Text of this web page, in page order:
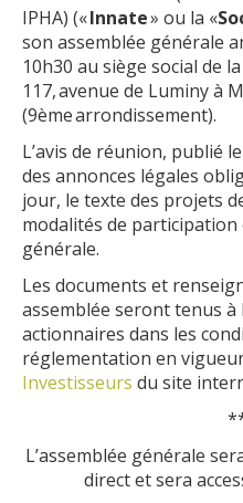
IPHA) («Innate» ou la «
son assemblée générale
10h30 au siège social de
117, avenue de Luminy à
(9ème arrondissement).
L’avis de réunion, publié
des annonces légales
jour, le texte des projets
modalités de participation
générale.
Les documents et
assemblée seront tenus à
actionnaires dans les
réglementation en
Investisseurs du site
L’assemblée générale
direct et sera